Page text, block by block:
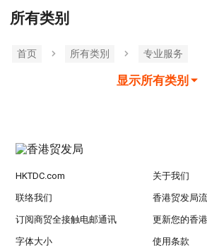
所有类别
首页 所有类別 专业服务
显示所有类别
HKTDC.com 关于我们
联络我们 香港贸发局
订阅商贸全接触电邮通讯 更新您的香
字体大小 使用条款